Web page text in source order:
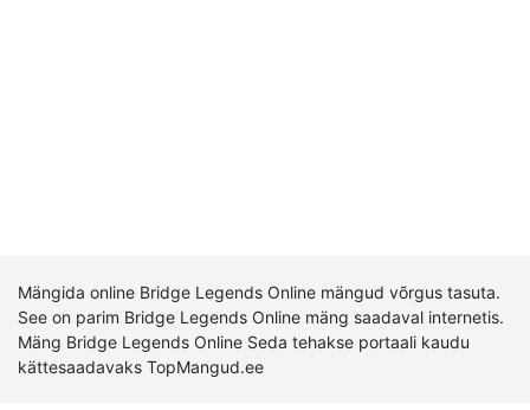
Mängida online Bridge Legends Online mängud võrgus tasuta.
See on parim Bridge Legends Online mäng saadaval internetis.
Mäng Bridge Legends Online Seda tehakse portaali kaudu
kättesaadavaks TopMangud.ee